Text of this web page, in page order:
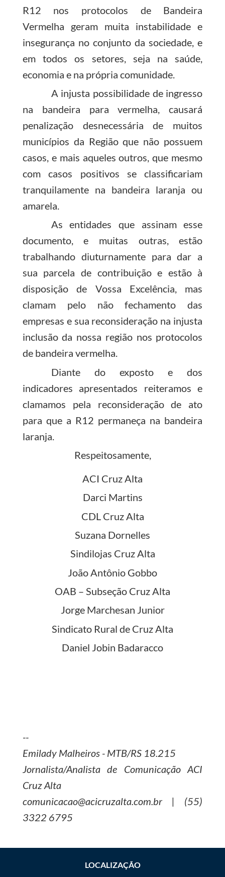
R12 nos protocolos de Bandeira
Vermelha geram muita instabilidade e
insegurança no conjunto da sociedade, e
em todos os setores, seja na saúde,
economia e na própria comunidade.
A injusta possibilidade de ingresso
na bandeira para vermelha, causará
penalização desnecessária de muitos
municípios da Região que não possuem
casos, e mais aqueles outros, que mesmo
com casos positivos se classificariam
tranquilamente na bandeira laranja ou
amarela.
As entidades que assinam esse
documento, e muitas outras, estão
trabalhando diuturnamente para dar a
sua parcela de contribuição e estão à
disposição de Vossa Excelência, mas
clamam pelo não fechamento das
empresas e sua reconsideração na injusta
inclusão da nossa região nos protocolos
de bandeira vermelha.
Diante do exposto e dos
indicadores apresentados reiteramos e
clamamos pela reconsideração de ato
para que a R12 permaneça na bandeira
laranja.
Respeitosamente,
ACI Cruz Alta
Darci Martins
CDL Cruz Alta
Suzana Dornelles
Sindilojas Cruz Alta
João Antônio Gobbo
OAB – Subseção Cruz Alta
Jorge Marchesan Junior
Sindicato Rural de Cruz Alta
Daniel Jobin Badaracco
--
Emilady Malheiros - MTB/RS 18.215
Jornalista/Analista de Comunicação ACI
Cruz Alta
comunicacao@acicruzalta.com.br | (55)
3322 6795
LOCALIZAÇÃO